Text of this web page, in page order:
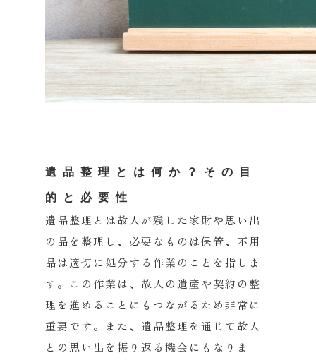
遺品整理とは何か？その目
的と必要性
遺品整理とは故人が残した家財や思い出
の品を整理し、 必要なものは保管、 不用
品は適切に処分する作業のことを指しま
す。この作業は、 故人の遺産や契約の整
理を進めることにもつながるため非常に
重要です。また、 遺品整理を通じて故人
との思い出を振り返る機会にもなりま